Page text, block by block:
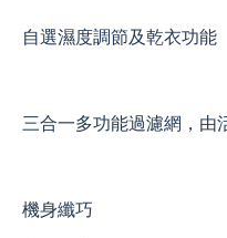
自選濕度調節及乾衣功能
三合一多功能過濾網，由
機身纖巧